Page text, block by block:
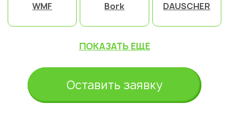
WMF Bork DAUSCHER
ПОКАЗАТЬ ЕЩЕ
Оставить заявку